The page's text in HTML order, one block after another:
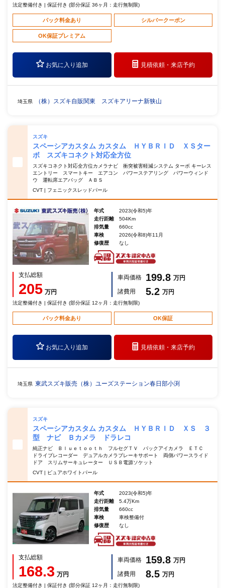
法定整備付き | 保証付き (部分保証 36ヶ月：走行無制限)
パック料金あり シルバークーポン
OK保証プレミアム
お気に入り追加 見積依頼・来店予約
埼玉県 （株）スズキ自販関東 スズキアリーナ新狭山
スズキ
スペーシアカスタム カスタム ＨＹＢＲＩＤ ＸＳター
ボ スズキコネクト対応全方位
スズキコネクト対応全方位カメラナビ 衝突被害軽減システム ターボ キーレス
エントリー スマートキー エアコン パワーステアリング パワーウィンド
ウ 運転席エアバッグ ＡＢＳ
CVT | フェニックスレッドパール
年式
2023(令和5)年
走行距離
504Km
排気量
660cc
車検
2026(令和8)年11月
修復歴
なし
支払総額
205 万円
車両価格 199.8 万円
諸費用
5.2 万円
法定整備付き | 保証付き (部分保証 12ヶ月：走行無制限)
パック料金あり OK保証
お気に入り追加 見積依頼・来店予約
埼玉県 東武スズキ販売（株）ユーズステーション春日部小渕
スズキ
スペーシアカスタム カスタム ＨＹＢＲＩＤ ＸＳ ３
型 ナビ Ｂカメラ ドラレコ
純正ナビ Ｂｌｕｅｔｏｏｔｈ フルセグＴＶ バックアイカメラ ＥＴＣ
ドライブレコーダー デュアルカメラブレーキサポート 両側パワースライド
ドア スリムサーキュレーター ＵＳＢ電源ソケット
CVT | ピュアホワイトパール
年式
2023(令和5)年
走行距離
5.4万Km
排気量
660cc
車検
車検整備付
修復歴
なし
支払総額
168.3 万円
車両価格 159.8 万円
諸費用
8.5 万円
法定整備付き | 保証付き (部分保証 12ヶ月：走行無制限)